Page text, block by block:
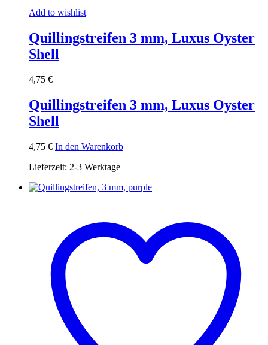
Add to wishlist
Quillingstreifen 3 mm, Luxus Oyster
Shell
4,75 €
Quillingstreifen 3 mm, Luxus Oyster
Shell
4,75 € In den Warenkorb
Lieferzeit: 2-3 Werktage